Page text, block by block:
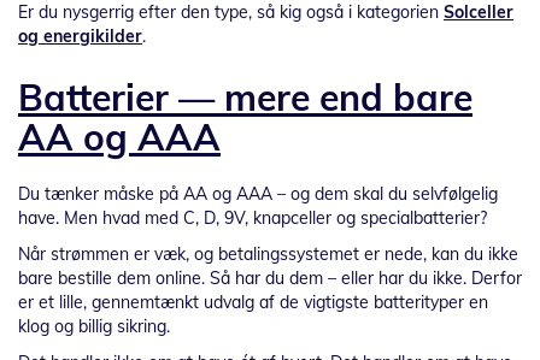
Er du nysgerrig efter den type, så kig også i kategorien Solceller
og energikilder.
Batterier — mere end bare
AA og AAA
Du tænker måske på AA og AAA – og dem skal du selvfølgelig
have. Men hvad med C, D, 9V, knapceller og specialbatterier?
Når strømmen er væk, og betalingssystemet er nede, kan du ikke
bare bestille dem online. Så har du dem – eller har du ikke. Derfor
er et lille, gennemtænkt udvalg af de vigtigste batterityper en
klog og billig sikring.